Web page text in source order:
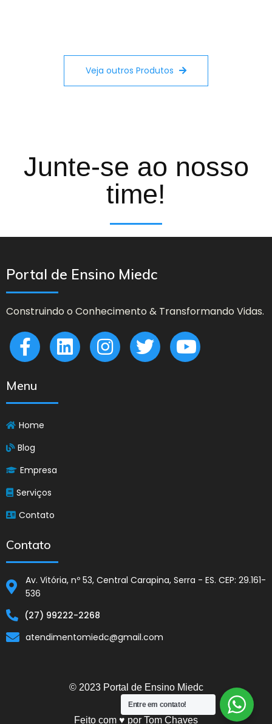
Veja outros Produtos
Junte-se ao nosso
time!
Portal de Ensino Miedc
Construindo o Conhecimento & Transformando Vidas.
Menu
Home
Blog
Empresa
Serviços
Contato
Contato
Av. Vitória, nº 53, Central Carapina, Serra - ES. CEP: 29.161-
536
(27) 99222-2268
atendimentomiedc@gmail.com
© 2023 Portal de Ensino Miedc
Feito com ♥ por Tom Chaves
Entre em contato!